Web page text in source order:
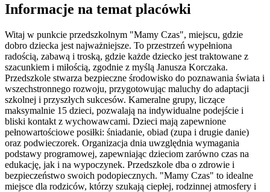
Informacje na temat placówki
Witaj w punkcie przedszkolnym "Mamy Czas", miejscu, gdzie
dobro dziecka jest najważniejsze. To przestrzeń wypełniona
radością, zabawą i troską, gdzie każde dziecko jest traktowane z
szacunkiem i miłością, zgodnie z myślą Janusza Korczaka.
Przedszkole stwarza bezpieczne środowisko do poznawania świata i
wszechstronnego rozwoju, przygotowując maluchy do adaptacji
szkolnej i przyszłych sukcesów. Kameralne grupy, liczące
maksymalnie 15 dzieci, pozwalają na indywidualne podejście i
bliski kontakt z wychowawcami. Dzieci mają zapewnione
pełnowartościowe posiłki: śniadanie, obiad (zupa i drugie danie)
oraz podwieczorek. Organizacja dnia uwzględnia wymagania
podstawy programowej, zapewniając dzieciom zarówno czas na
edukację, jak i na wypoczynek. Przedszkole dba o zdrowie i
bezpieczeństwo swoich podopiecznych. "Mamy Czas" to idealne
miejsce dla rodziców, którzy szukają ciepłej, rodzinnej atmosfery i